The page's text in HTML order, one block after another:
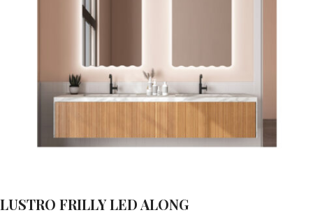
LUSTRO FRILLY LED ALONG